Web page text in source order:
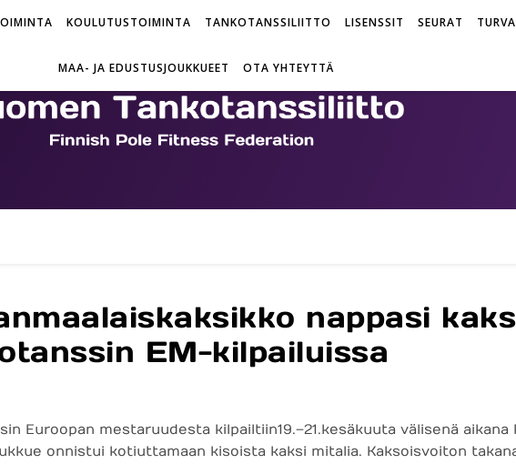
KOULUTUSTOIMINTA TANKOTANSSILIITTO LISENSSIT SEURAT
MAA- JA EDUSTUSJOUKKUEET OTA YHTEYTTÄ
nappasi
EM-kilpailuissa
Euroopan mestaruudesta kilpailtiin 19.–21. kesäkuuta välisenä aikana
onnistui kotiuttamaan kisoista kaksi mitalia. Kaksoisvoiton